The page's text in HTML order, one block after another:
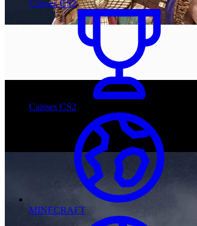
Caisses CS2
Caisses CS2
MINECRAFT